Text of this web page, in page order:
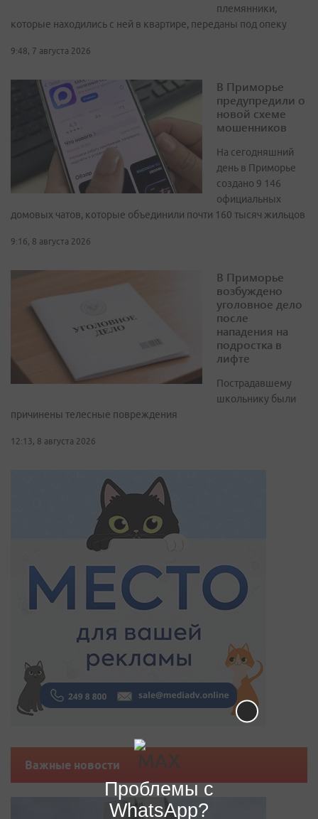
племянники,
которые находились с ней в квартире, переданы под опеку
9:48, 7 августа 2026
В Приморье
предупредили о
новой схеме
мошенников
На сегодняшний
день в Приморье
создано 9 146
официальных
домовых чатов, которые объединили почти 160 тысяч жильцов
9:16, 8 августа 2026
В Приморье
возбуждено
уголовное дело
после
нападения на
подростка в
лифте
Пострадавшему
школьнику были
причинены телесные повреждения
12:13, 8 августа 2026
Важные новости
Проблемы с
WhatsApp?